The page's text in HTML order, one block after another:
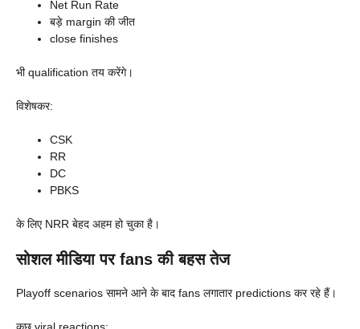
Net Run Rate
बड़े margin की जीत
close finishes
भी qualification तय करेंगे।
विशेषकर:
CSK
RR
DC
PBKS
के लिए NRR बेहद अहम हो चुका है।
सोशल मीडिया पर fans की बहस तेज
Playoff scenarios सामने आने के बाद fans लगातार predictions कर रहे हैं।